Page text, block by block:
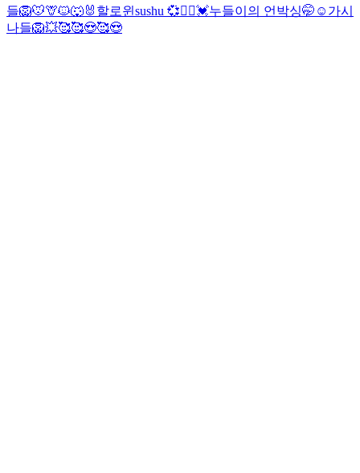
들🦁🐭🦒🐱🐺🐰할로윈 sushu 💞👯‍♀️💓누들이의 언박싱🤭☺ 가시
나들🦁💥🥰🥰😍🥰😍